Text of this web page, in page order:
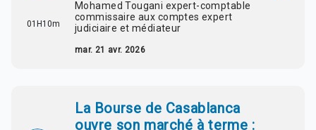
01H10m
Mohamed Tougani expert-comptable
commissaire aux comptes expert
judiciaire et médiateur
mar. 21 avr. 2026
La Bourse de Casablanca
ouvre son marché à terme :